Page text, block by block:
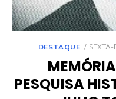
DESTAQUE
POSTED
ON
PESQUISA